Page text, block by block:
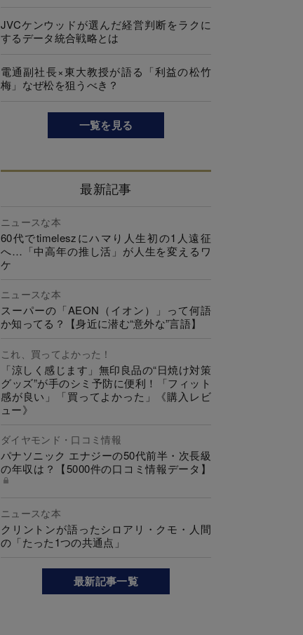
JVCケンウッドが選んだ経営判断をラクに
するデータ統合戦略とは
電通副社長×東大教授が語る「利益の松竹
梅」なぜ松を狙うべき？
一覧を見る
最新記事
ニュースな本
60代でtimeleszにハマり人生初の1人遠征
へ…「中高年の推し活」が人生を変えるワ
ケ
ニュースな本
スーパーの「AEON（イオン）」って何語
か知ってる？【身近に潜む“意外な”言語】
これ、買ってよかった！
「涼しく感じます」無印良品の“日焼け対策
グッズ”が手のシミ予防に便利！「フィット
感が良い」「買ってよかった」《購入レビ
ュー》
ダイヤモンド・口コミ情報
パナソニック エナジーの50代前半・次長級
の年収は？【5000件の口コミ情報データ】
ニュースな本
クリントンが語ったシロアリ・クモ・人間
の「たった1つの共通点」
最新記事一覧